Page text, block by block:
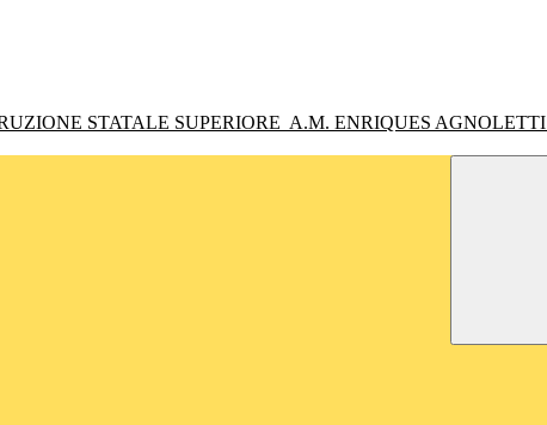
STATALE SUPERIORE A.M. ENRIQUES AGNOLETTI